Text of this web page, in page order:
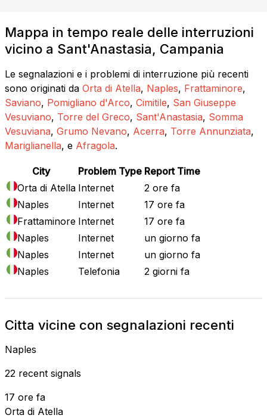
Mappa in tempo reale delle interruzioni
vicino a Sant'Anastasia, Campania
Le segnalazioni e i problemi di interruzione più recenti
sono originati da Orta di Atella, Naples, Frattaminore,
Saviano, Pomigliano d'Arco, Cimitile, San Giuseppe
Vesuviano, Torre del Greco, Sant'Anastasia, Somma
Vesuviana, Grumo Nevano, Acerra, Torre Annunziata,
Mariglianella, e Afragola.
City Problem Type Report Time
Orta di Atella Internet
2 ore fa
Naples
Internet
17 ore fa
Frattaminore Internet
17 ore fa
Naples
Internet
un giorno fa
Naples
Internet
un giorno fa
Naples
Telefonia 2 giorni fa
Citta vicine con segnalazioni recenti
Naples
22 recent signals
17 ore fa
Orta di Atella